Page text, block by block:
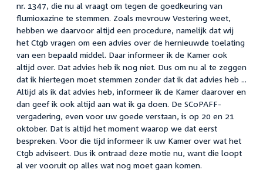
nr. 1347, die nu al vraagt om tegen de goedkeuring van
flumioxazine te stemmen. Zoals mevrouw Vestering weet,
hebben we daarvoor altijd een procedure, namelijk dat wij
het Ctgb vragen om een advies over de hernieuwde toelating
van een bepaald middel. Daar informeer ik de Kamer ook
altijd over. Dat advies heb ik nog niet. Dus om nu al te zeggen
dat ik hiertegen moet stemmen zonder dat ik dat advies heb ...
Altijd als ik dat advies heb, informeer ik de Kamer daarover en
dan geef ik ook altijd aan wat ik ga doen. De SCoPAFF-
vergadering, even voor uw goede verstaan, is op 20 en 21
oktober. Dat is altijd het moment waarop we dat eerst
bespreken. Voor die tijd informeer ik uw Kamer over wat het
Ctgb adviseert. Dus ik ontraad deze motie nu, want die loopt
al ver vooruit op alles wat nog moet gaan komen.